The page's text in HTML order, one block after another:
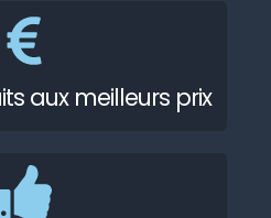
aux meilleurs prix